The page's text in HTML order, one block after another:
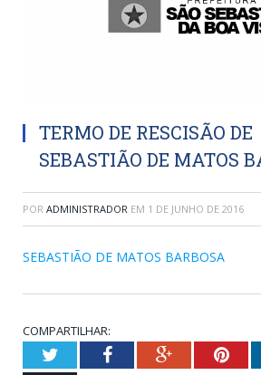
TERMO DE RESCISÃO DE
SEBASTIÃO DE MATOS
POR ADMINISTRADOR EM 1 DE JUNHO DE 2016
SEBASTIÃO DE MATOS BARBOSA
COMPARTILHAR:
TwitterFacebookGoogle+